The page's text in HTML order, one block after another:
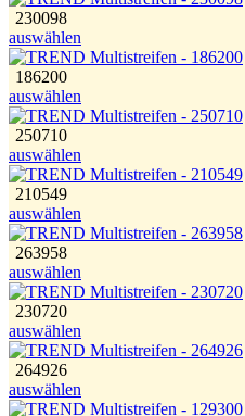
230098
auswählen
186200
auswählen
250710
auswählen
210549
auswählen
263958
auswählen
230720
auswählen
264926
auswählen